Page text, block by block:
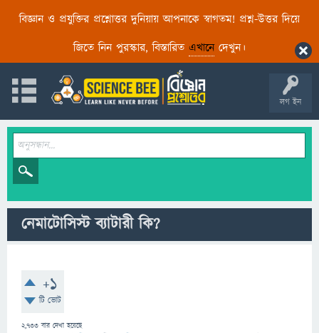
বিজ্ঞান ও প্রযুক্তির প্রশ্নোত্তর দুনিয়ায় আপনাকে স্বাগতম! প্রশ্ন-উত্তর দিয়ে
জিতে নিন পুরস্কার, বিস্তারিত এখানেদেখুন।
লগ ইন
নেমাটোসিস্ট ব্যাটারী কি?
+1
টি ভোট
2,733 বার দেখা হয়েছে